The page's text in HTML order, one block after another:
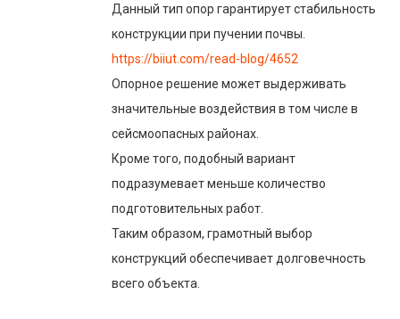
Данный тип опор гарантирует стабильность
конструкции при пучении почвы.
https://biiut.com/read-blog/4652
Опорное решение может выдерживать
значительные воздействия в том числе в
сейсмоопасных районах.
Кроме того, подобный вариант
подразумевает меньше количество
подготовительных работ.
Таким образом, грамотный выбор
конструкций обеспечивает долговечность
всего объекта.